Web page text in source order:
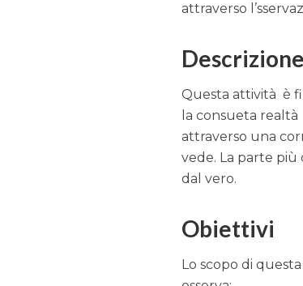
attraverso
Questa attività è
la consueta
attraverso una
vede. La parte
dal vero.
Obiettivi
Lo scopo di